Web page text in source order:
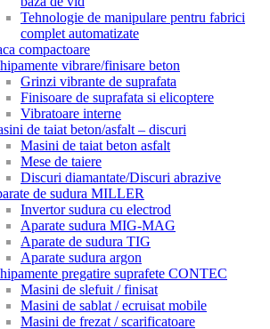
Tehnologie de manipulare pentru fabrici
complet automatizate
compactoare
vibrare/finisare beton
Grinzi vibrante de suprafata
Finisoare de suprafata si elicoptere
Vibratoare interne
de taiat beton/asfalt – discuri
Masini de taiat beton asfalt
Mese de taiere
Discuri diamantate/Discuri abrazive
de sudura MILLER
Invertor sudura cu electrod
Aparate sudura MIG-MAG
Aparate de sudura TIG
Aparate sudura argon
pregatire suprafete CONTEC
Masini de slefuit / finisat
Masini de sablat / ecruisat mobile
Masini de frezat / scarificatoare